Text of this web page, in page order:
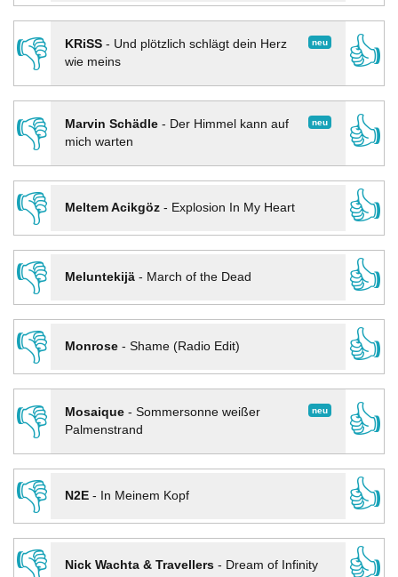
👎
neu
KRiSS- Und plötzlich schlägt dein Herz
wie meins
👍
👎 neu
Marvin Schädle- Der Himmel kann auf
mich warten
👍
👎
Meltem Acikgöz- Explosion In My Heart
👍
👎
Meluntekijä- March of the Dead
👍
👎
Monrose- Shame (Radio Edit)
👍
👎
neu
Mosaique- Sommersonne weißer
Palmenstrand
👍
👎
N2E- In Meinem Kopf
👍
👎
Nick Wachta & Travellers- Dream of Infinity
👍